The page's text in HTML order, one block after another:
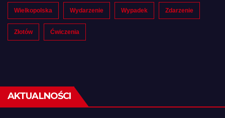
Wielkopolska Wydarzenie Wypadek Zdarzenie
Złotów Ćwiczenia
AKTUALNOŚCI